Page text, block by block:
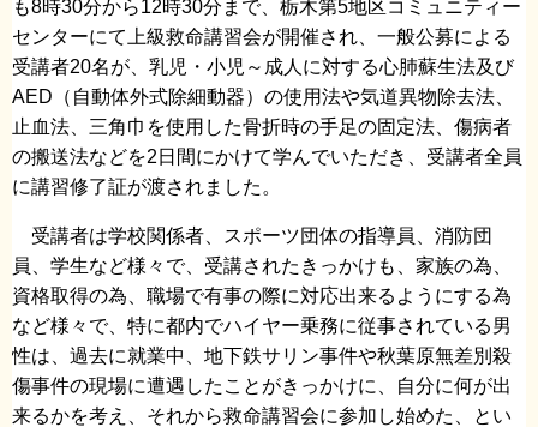
も8時30分から12時30分まで、栃木第5地区コミュニティー
センターにて上級救命講習会が開催され、一般公募による
受講者20名が、乳児・小児～成人に対する心肺蘇生法及び
AED（自動体外式除細動器）の使用法や気道異物除去法、
止血法、三角巾を使用した骨折時の手足の固定法、傷病者
の搬送法などを2日間にかけて学んでいただき、受講者全員
に講習修了証が渡されました。
受講者は学校関係者、スポーツ団体の指導員、消防団
員、学生など様々で、受講されたきっかけも、家族の為、
資格取得の為、職場で有事の際に対応出来るようにする為
など様々で、特に都内でハイヤー乗務に従事されている男
性は、過去に就業中、地下鉄サリン事件や秋葉原無差別殺
傷事件の現場に遭遇したことがきっかけに、自分に何が出
来るかを考え、それから救命講習会に参加し始めた、とい